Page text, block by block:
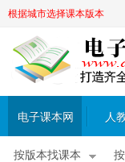
根据城市选择课本版本
电子课本网 人
按版本找课本